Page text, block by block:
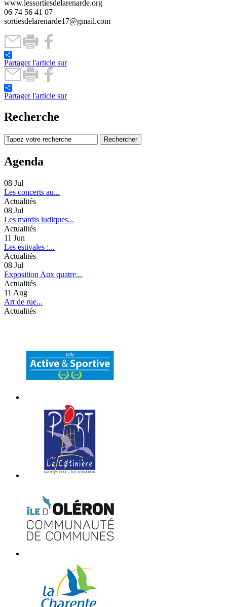
www.lessortiesdelarenarde.org
06 74 56 41 07
sortiesdelarenarde17@gmail.com
Partager l'article sur
Partager l'article sur
Recherche
Agenda
08 Jul
Les concerts au...
Actualités
08 Jul
Les mardis ludiques...
Actualités
11 Jun
Les estivales :...
Actualités
08 Jul
Exposition Aux quatre...
Actualités
11 Aug
Art de rue...
Actualités